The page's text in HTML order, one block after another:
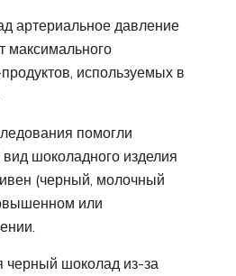
артериальное давление
максимального
используемых в
помогли
вид шоколадного изделия
(черный, молочный
или
черный шоколад из-за